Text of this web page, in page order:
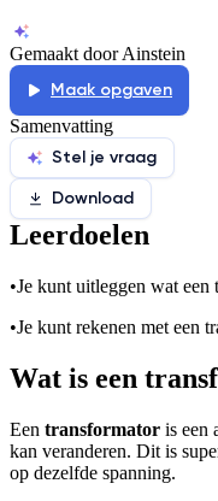
Gemaakt door Ainstein
Maak opgaven
Samenvatting
Stel je vraag
Download
Leerdoelen
•Je kunt uitleggen wat een
•Je kunt rekenen met een
Wat is een
Een transformator is een
kan veranderen. Dit is
op dezelfde spanning.